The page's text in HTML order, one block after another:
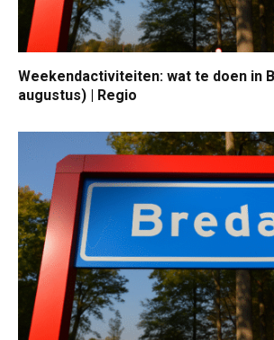
Weekendactiviteiten: wat te doen in
augustus) | Regio